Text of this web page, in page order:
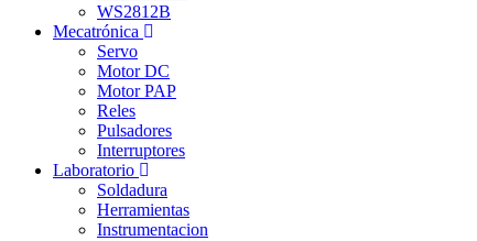
WS2812B
Mecatrónica
Servo
Motor DC
Motor PAP
Reles
Pulsadores
Interruptores
Laboratorio
Soldadura
Herramientas
Instrumentacion